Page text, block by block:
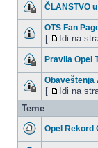
ČLANSTVO
OTS Fan
[ Idi na
Pravila Opel
Obaveštenja
[ Idi na
Teme
Opel Rekord